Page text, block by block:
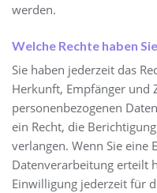
werden.
Welche Rechte haben
Sie haben jederzeit das
Herkunft, Empfänger und
personenbezogenen
ein Recht, die
verlangen. Wenn Sie eine
Datenverarbeitung erteilt
Einwilligung jederzeit für